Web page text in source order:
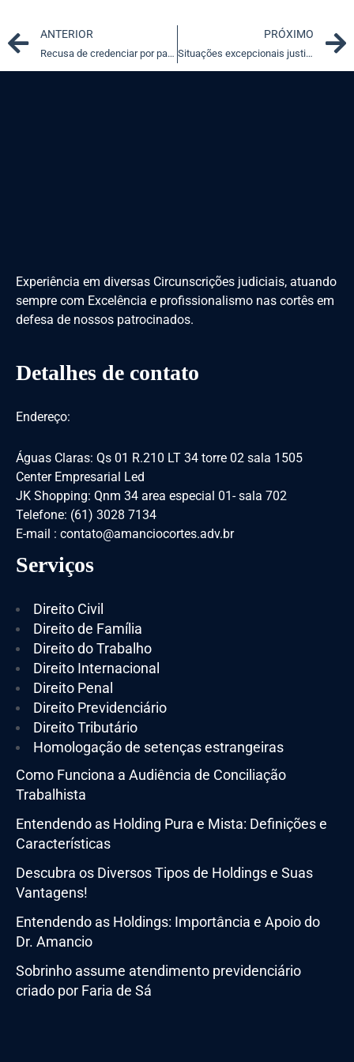
Prev
ANTERIOR
Recusa de credenciar por parte de operadora de planos de saúde
PRÓXIMO
Situações excepcionais justificam adoção de menor pelos avós
Experiência em diversas Circunscrições judiciais, atuando
sempre com Excelência e profissionalismo nas cortês em
defesa de nossos patrocinados.
Detalhes de contato
Endereço:
Águas Claras: Qs 01 R.210 LT 34 torre 02 sala 1505
Center Empresarial Led
JK Shopping: Qnm 34 area especial 01- sala 702
Telefone: (61) 3028 7134
E-mail : contato@amanciocortes.adv.br
Serviços
Direito Civil
Direito de Família
Direito do Trabalho
Direito Internacional
Direito Penal
Direito Previdenciário
Direito Tributário
Homologação de setenças estrangeiras
Como Funciona a Audiência de Conciliação
Trabalhista
Entendendo as Holding Pura e Mista: Definições e
Características
Descubra os Diversos Tipos de Holdings e Suas
Vantagens!
Entendendo as Holdings: Importância e Apoio do
Dr. Amancio
Sobrinho assume atendimento previdenciário
criado por Faria de Sá